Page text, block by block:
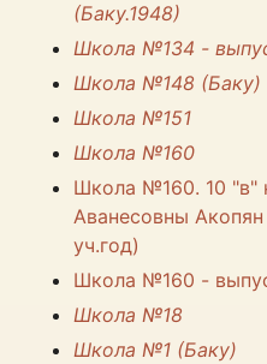
(Баку.1948)
Школа №134 -
Школа №148 (Баку)
Школа №151
Школа №160
Школа №160. 10 "в"
Аванесовны
уч.год)
Школа №160 -
Школа №18
Школа №1 (Баку)